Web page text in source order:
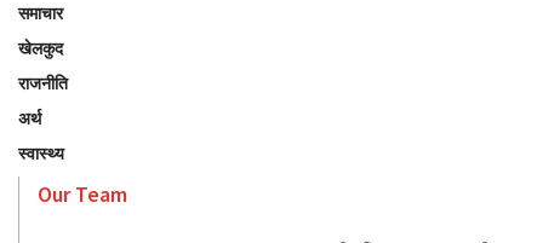
समाचार
खेलकुद
राजनीति
अर्थ
स्वास्थ्य
Our Team